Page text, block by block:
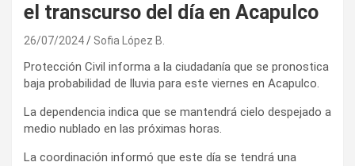
el transcurso del día en Acapulco
26/07/2024 Sofia López B.
Protección Civil informa a la ciudadanía que se pronostica
baja probabilidad de lluvia para este viernes en Acapulco.
La dependencia indica que se mantendrá cielo despejado a
medio nublado en las próximas horas.
La coordinación informó que este día se tendrá una